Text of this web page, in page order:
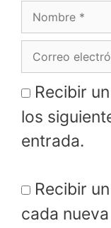
electrónico
Recibir
los
entrada.
Recibir
cada